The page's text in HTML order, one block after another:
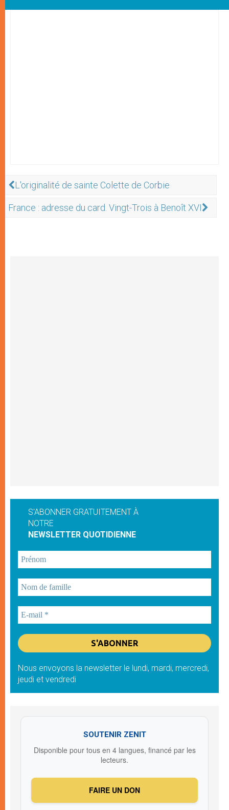
L'originalité de sainte Colette de Corbie
France : adresse du card. Vingt-Trois à Benoît XVI
S'ABONNER GRATUITEMENT À
NOTRE
NEWSLETTER QUOTIDIENNE
Nous envoyons la newsletter le lundi, mardi, mercredi,
jeudi et vendredi
SOUTENIR ZENIT
Disponible pour tous en 4 langues, financé par les
lecteurs.
FAIRE UN DON